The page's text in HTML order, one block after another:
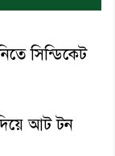
সিন্ডিকেট
আট টন